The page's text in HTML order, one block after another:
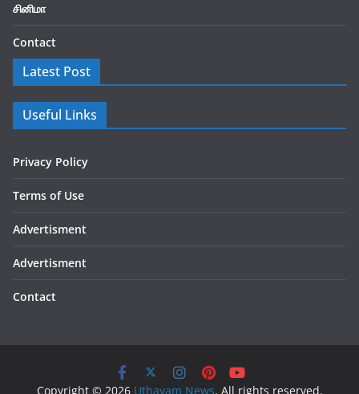
சினிமா
Contact
Latest Post
Useful Links
Privacy Policy
Terms of Use
Advertisment
Advertisment
Contact
Copyright © 2026 Uthayam News. All rights reserved.